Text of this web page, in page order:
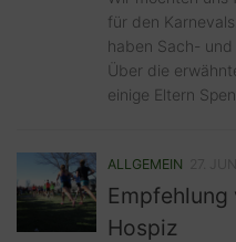
für den
haben Sach- und
Über die
einige Eltern
ALLGEMEIN
Empfehlung
Hospiz